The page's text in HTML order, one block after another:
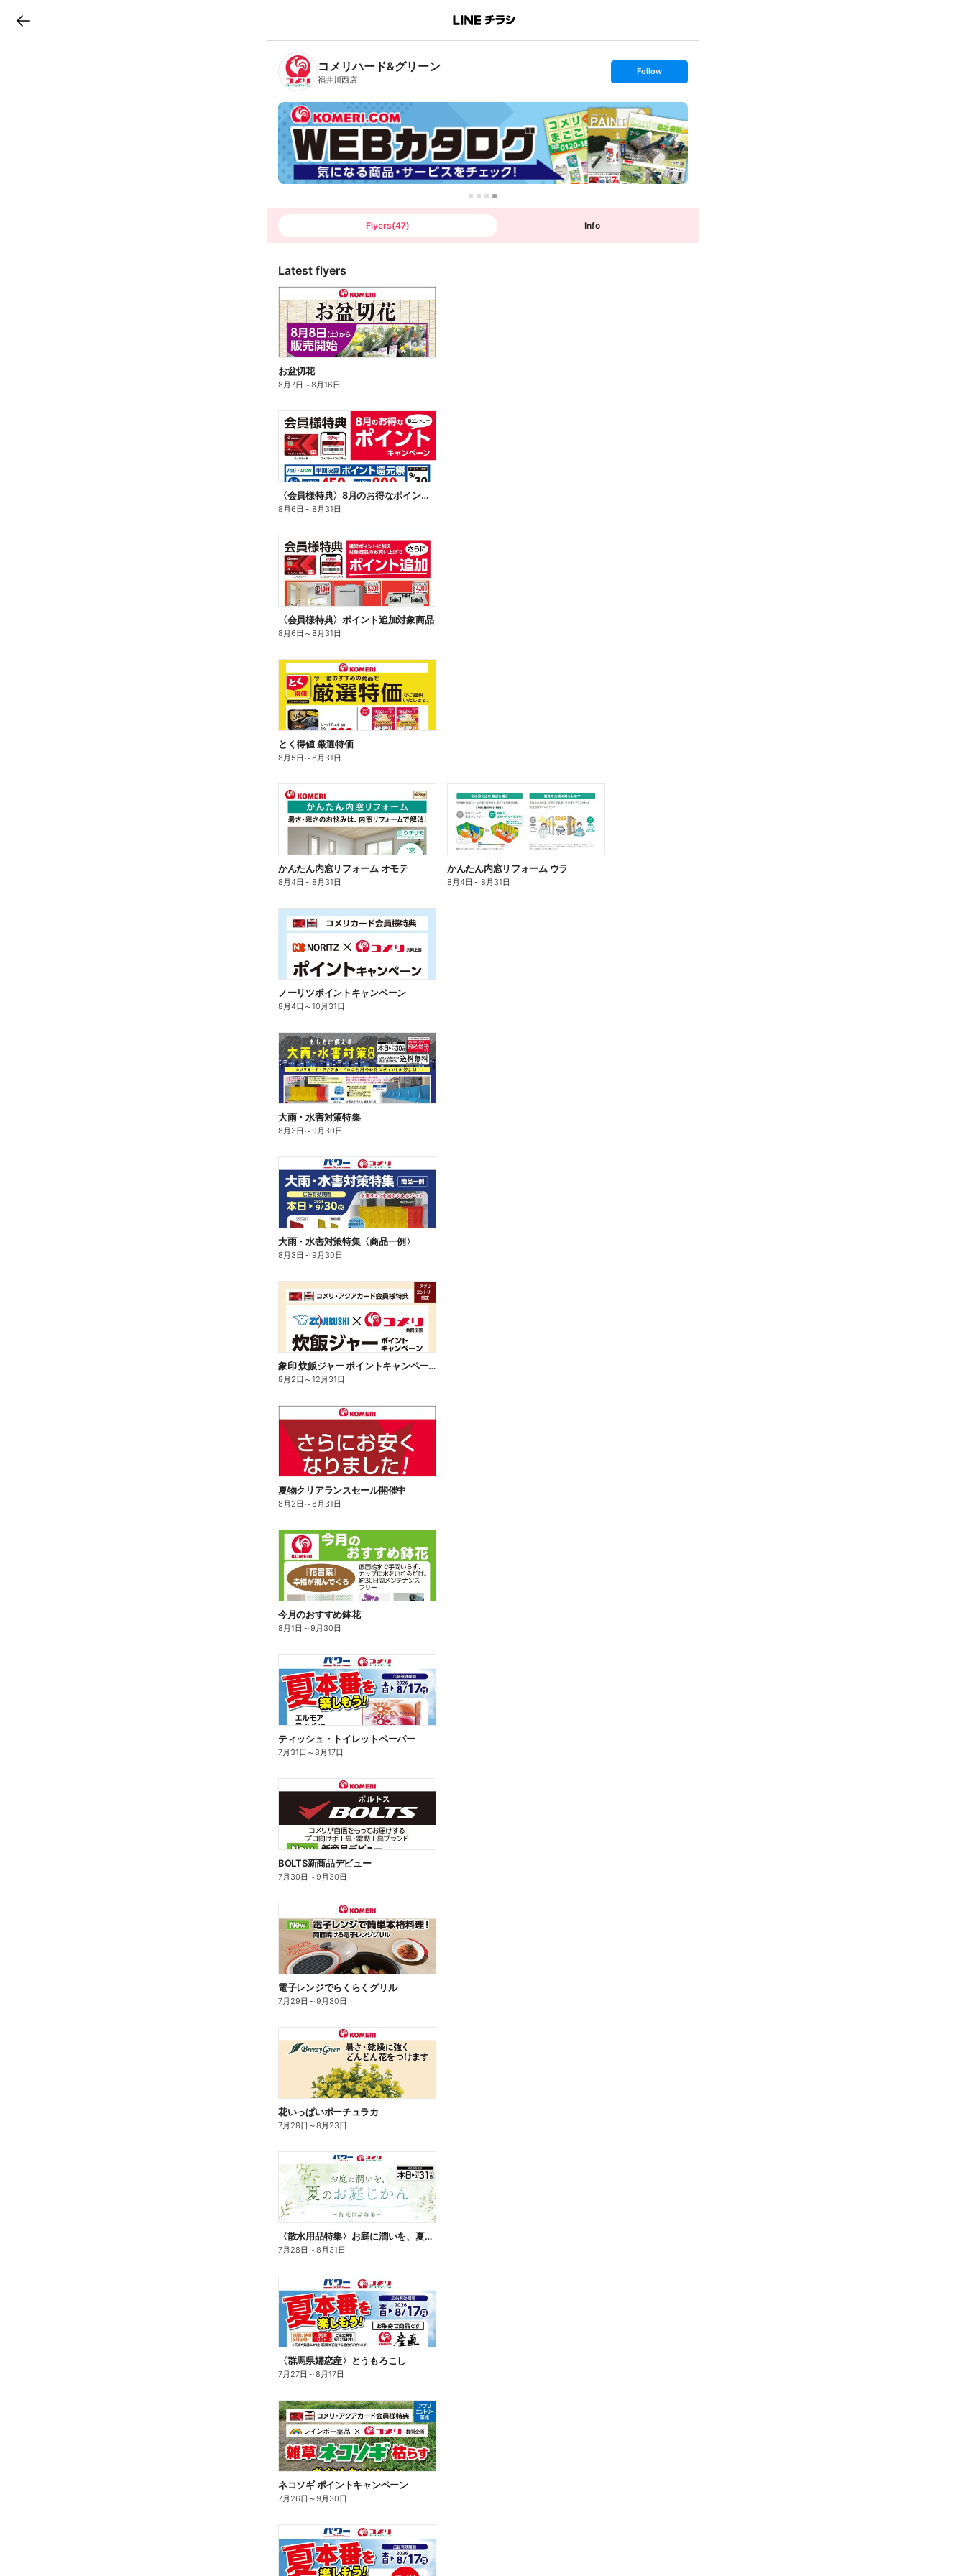
B
n
T
コメリハード&グリーン
福井川西店
s
t
o
l
l
o
w
Follow
Flyers(47) Info
Latest flyers
お盆切花
8月7日 ～8月16日
〈会員様特典〉8月のお得なポイントキャンペーン
8月6日 ～8月31日
〈会員様特典〉ポイント追加対象商品
8月6日 ～8月31日
とく得値 厳選特価
8月5日 ～8月31日
かんたん内窓リフォーム オモテ
8月4日 ～8月31日
かんたん内窓リフォーム ウラ
8月4日 ～8月31日
ノーリツポイントキャンペーン
8月4日 ～10月31日
大雨・水害対策特集
8月3日 ～9月30日
大雨・水害対策特集〈商品一例〉
8月3日 ～9月30日
象印 炊飯ジャー ポイントキャンペーン
8月2日 ～12月31日
夏物クリアランスセール開催中
8月2日 ～8月31日
今月のおすすめ鉢花
8月1日 ～9月30日
ティッシュ・トイレットペーパー
7月31日 ～8月17日
BOLTS新商品デビュー
7月30日 ～9月30日
電子レンジでらくらくグリル
7月29日 ～9月30日
花いっぱいポーチュラカ
7月28日 ～8月23日
〈散水用品特集〉お庭に潤いを、夏のお庭じかん
7月28日 ～8月31日
〈群馬県嬬恋産〉とうもろこし
7月27日 ～8月17日
ネコソギ ポイントキャンペーン
7月26日 ～9月30日